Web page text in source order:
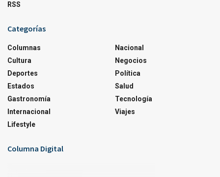
RSS
Categorías
Columnas
Cultura
Deportes
Estados
Gastronomía
Internacional
Lifestyle
Nacional
Negocios
Política
Salud
Tecnología
Viajes
Columna Digital